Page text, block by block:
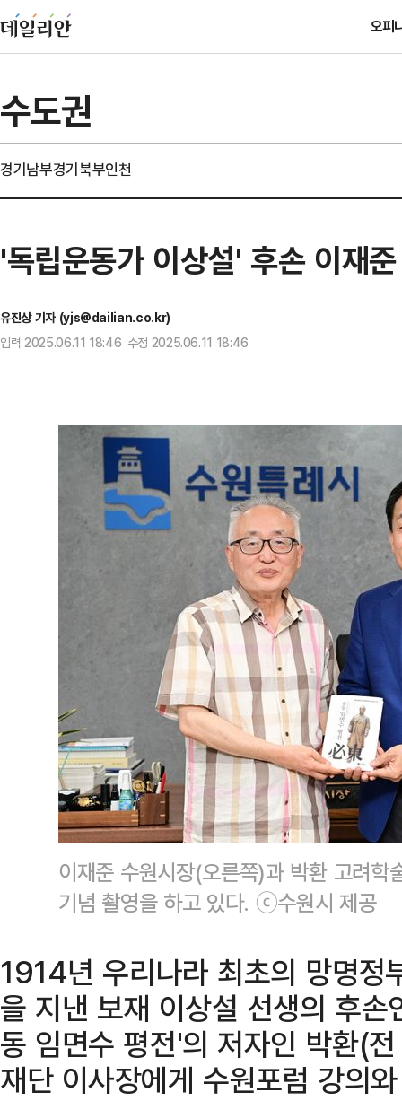
오피
수도권
경기남부경기북부인천
'독립운동가 이상설' 후손 이재
유진상 기자 (yjs@dailian.co.kr)
입력 2025.06.11 18:46 수정 2025.06.11 18:46
이재준 수원시장(오른쪽)과 박환 고려학
기념 촬영을 하고 있다. ⓒ수원시 제공
1914년 우리나라 최초의 망명정
을 지낸 보재 이상설 선생의 후
동 임면수 평전'의 저자인 박환(
재단 이사장에게 수원포럼 강의